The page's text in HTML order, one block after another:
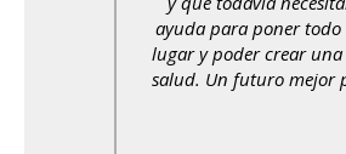
ayuda para poner todo
lugar y poder crear
salud. Un futuro mejor